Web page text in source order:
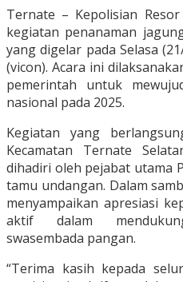
Ternate – Kepolisian
kegiatan penanaman
yang digelar pada Selasa
(vicon). Acara ini
pemerintah untuk
nasional pada 2025.
Kegiatan yang
Kecamatan Ternate
dihadiri oleh pejabat utama
tamu undangan. Dalam
menyampaikan apresiasi
aktif dalam
swasembada pangan.
“Terima kasih kepada